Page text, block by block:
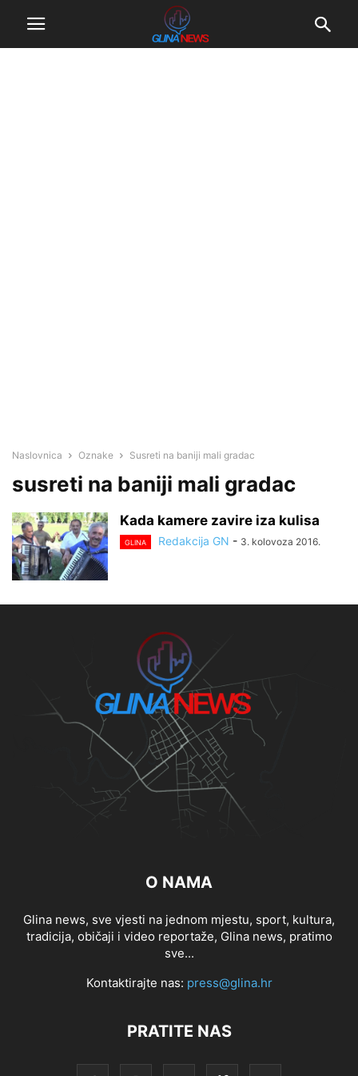
Naslovnica Oznake Susreti na baniji mali gradac
susreti na baniji mali gradac
Kada kamere zavire iza kulisa
GLINA Redakcija GN - 3. kolovoza 2016.
O NAMA
Glina news, sve vjesti na jednom mjestu, sport, kultura,
tradicija, običaji i video reportaže, Glina news, pratimo
sve...
Kontaktirajte nas: press@glina.hr
PRATITE NAS